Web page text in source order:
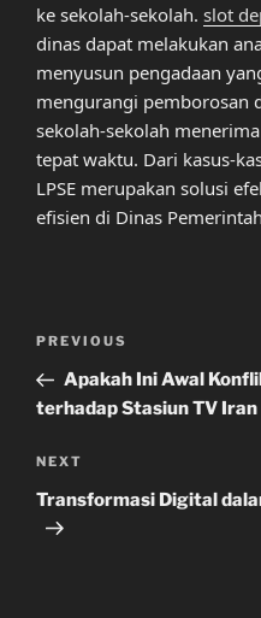
ke sekolah-sekolah. slot
dinas dapat melakukan
menyusun pengadaan
mengurangi pemborosan
sekolah-sekolah
tepat waktu. Dari kasus-
LPSE merupakan solusi
efisien di Dinas
Previous
Post
PREVIOUS
Apakah Ini Awal
terhadap Stasiun TV Iran
Next
Post
NEXT
Transformasi Digital